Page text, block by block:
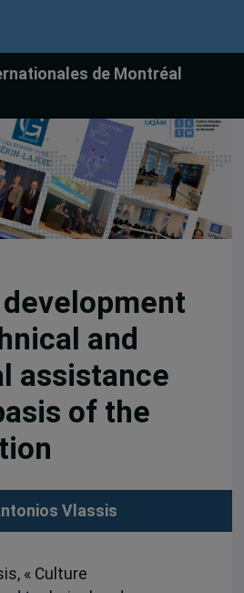
de Montréal
and
assistance
of the
Vlassis
« Culture